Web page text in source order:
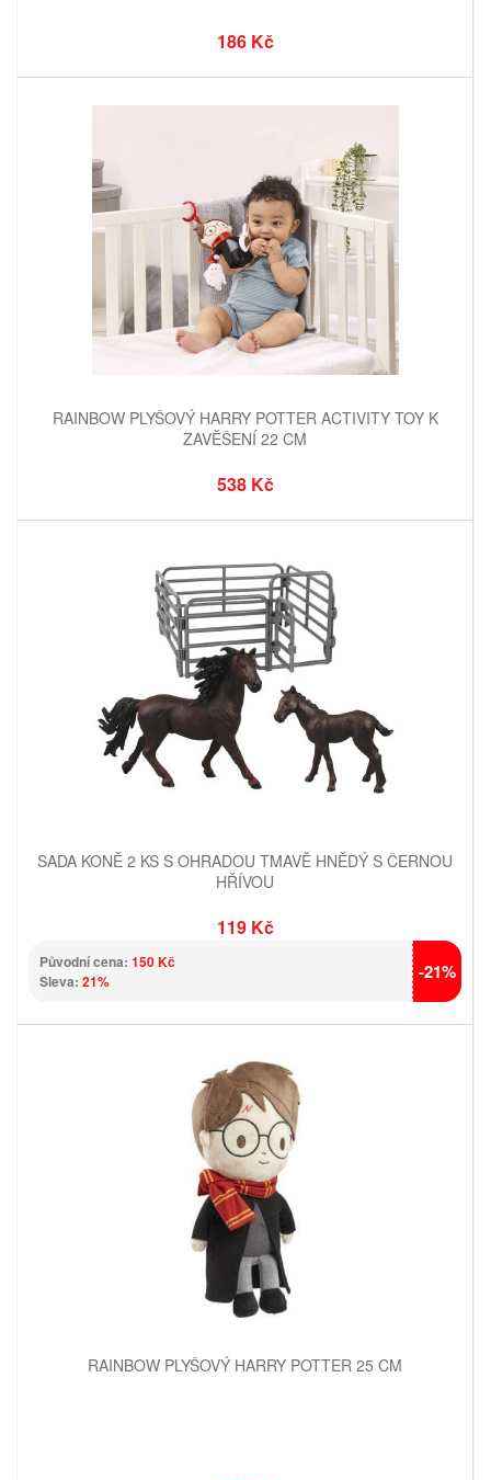
186 Kč
RAINBOW PLYŠOVÝ HARRY POTTER ACTIVITY TOY K
ZAVĚŠENÍ 22 CM
538 Kč
SADA KONĚ 2 KS S OHRADOU TMAVĚ HNĚDÝ S ČERNOU
HŘÍVOU
119 Kč
Původní cena: 150 Kč
Sleva: 21% -21%
RAINBOW PLYŠOVÝ HARRY POTTER 25 CM